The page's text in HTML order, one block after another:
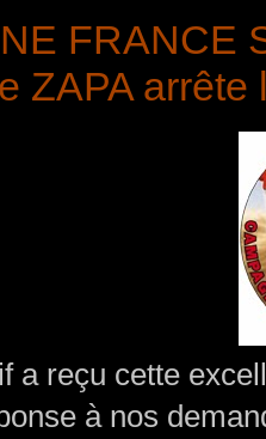
FRANCE
ZAPA arrête
a reçu cette
à nos